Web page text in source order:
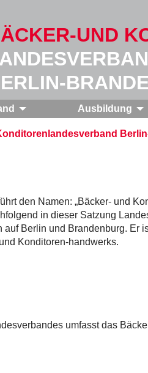
UND
Ausbildung
den Namen: „Bäcker- und
in dieser Satzung
auf Berlin und Brandenburg. Er
Konditoren-handwerks.
umfasst das